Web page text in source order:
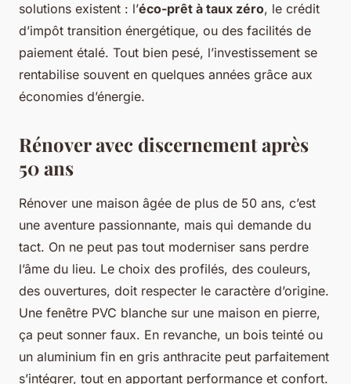
solutions existent : l’éco-prêt à taux zéro, le crédit
d’impôt transition énergétique, ou des facilités de
paiement étalé. Tout bien pesé, l’investissement se
rentabilise souvent en quelques années grâce aux
économies d’énergie.
Rénover avec discernement après
50 ans
Rénover une maison âgée de plus de 50 ans, c’est
une aventure passionnante, mais qui demande du
tact. On ne peut pas tout moderniser sans perdre
l’âme du lieu. Le choix des profilés, des couleurs,
des ouvertures, doit respecter le caractère d’origine.
Une fenêtre PVC blanche sur une maison en pierre,
ça peut sonner faux. En revanche, un bois teinté ou
un aluminium fin en gris anthracite peut parfaitement
s’intégrer, tout en apportant performance et confort.